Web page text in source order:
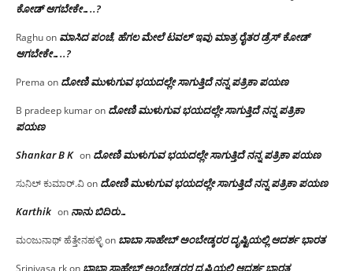
ಕೋಡ್ ಆಗಬೇಕೇ…..?‌
Raghuon ಮಾಸಿದ ಪಂಚೆ, ಹೆಗಲ ಮೇಲೆ ಟವಲ್‌ ಇವು ಮಾತ್ರ ರೈತರ ಡ್ರೆಸ್‌ ಕೋಡ್
ಆಗಬೇಕೇ…..?‌
Prema on ದೋಣಿ ಮುಳುಗುವ ಭಯದಲ್ಲೇ ಸಾಗುತ್ತಿದೆ ನನ್ನ ಪತ್ರಿಕಾ ಪಯಣ
B pradeep kumaron ದೋಣಿ ಮುಳುಗುವ ಭಯದಲ್ಲೇ ಸಾಗುತ್ತಿದೆ ನನ್ನ ಪತ್ರಿಕಾ
ಪಯಣ
Shankar B K on ದೋಣಿ ಮುಳುಗುವ ಭಯದಲ್ಲೇ ಸಾಗುತ್ತಿದೆ ನನ್ನ ಪತ್ರಿಕಾ ಪಯಣ
ಸುನಿಲ್ ಕುಮಾರ್.ವಿon ದೋಣಿ ಮುಳುಗುವ ಭಯದಲ್ಲೇ ಸಾಗುತ್ತಿದೆ ನನ್ನ ಪತ್ರಿಕಾ ಪಯಣ
Karthik on ನಾನು ಬಿದಿರು…
ಮಂಜುನಾಥ್ ಹೆತ್ತೇನಹಳ್ಳಿon ಬಾಬಾ ಸಾಹೇಬ್ ಅಂಬೇಡ್ಕರರ ದೃಷ್ಟಿಯಲ್ಲಿ ಆದರ್ಶ ಭಾರತ
Srinivasa rkon ಬಾಬಾ ಸಾಹೇಬ್ ಅಂಬೇಡ್ಕರರ ದೃಷ್ಟಿಯಲ್ಲಿ ಆದರ್ಶ ಭಾರತ